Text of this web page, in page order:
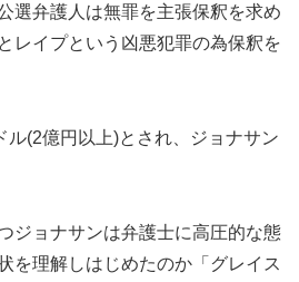
選弁護人は無罪を主張保釈を求め
レイプという凶悪犯罪の為保釈を
ル(2億円以上)とされ、ジョナサン
ジョナサンは弁護士に高圧的な態
を理解しはじめたのか「グレイス